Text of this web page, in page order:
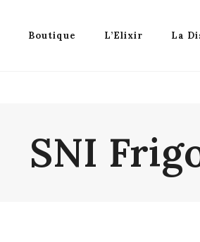
Boutique L’Elixir La
SNI